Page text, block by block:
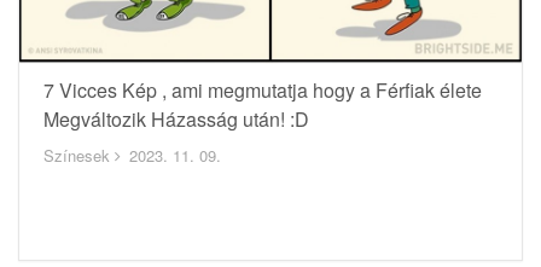
7 Vicces Kép , ami megmutatja hogy a Férfiak élete
Megváltozik Házasság után! :D
Színesek 2023. 11. 09.